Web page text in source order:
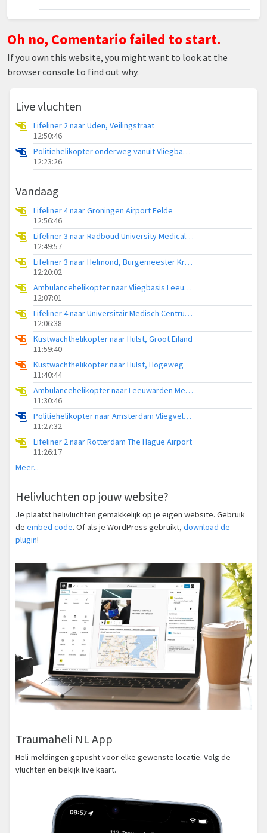
Oh no, Comentario failed to start.
If you own this website, you might want to look at the
browser console to find out why.
Live vluchten
Lifeliner 2 naar Uden, Veilingstraat
12:50:46
Politiehelikopter onderweg vanuit Vliegbasis Volkel
12:23:26
Vandaag
Lifeliner 4 naar Groningen Airport Eelde
12:56:46
Lifeliner 3 naar Radboud University Medical Center Heliport
12:49:57
Lifeliner 3 naar Helmond, Burgemeester Krollaan
12:20:02
Ambulancehelikopter naar Vliegbasis Leeuwarden
12:07:01
Lifeliner 4 naar Universitair Medisch Centrum Groningen
12:06:38
Kustwachthelikopter naar Hulst, Groot Eiland
11:59:40
Kustwachthelikopter naar Hulst, Hogeweg
11:40:44
Ambulancehelikopter naar Leeuwarden Medical Center Heliport
11:30:46
Politiehelikopter naar Amsterdam Vliegveld Schiphol
11:27:32
Lifeliner 2 naar Rotterdam The Hague Airport
11:26:17
Meer...
Helivluchten op jouw website?
Je plaatst helivluchten gemakkelijk op je eigen website. Gebruik
de embed code. Of als je WordPress gebruikt, download de
plugin!
Traumaheli NL App
Heli-meldingen gepusht voor elke gewenste locatie. Volg de
vluchten en bekijk live kaart.